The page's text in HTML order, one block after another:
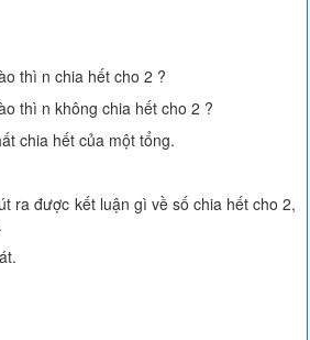
thì n chia hết cho 2 ?
thì n không chia hết cho 2 ?
chia hết của một tổng.
ra được kết luận gì về số chia hết cho 2,